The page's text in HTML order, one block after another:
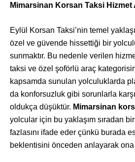
Mimarsinan Korsan Taksi Hizmet
Eylül Korsan Taksi’nin temel
özel ve güvende hissettiği bir
sunmaktır. Bu nedenle verilen
taksi ve özel şoförlü araç
kapsamda sunulan yolculuklarda
da konforsuzluk gibi sorunlarla
oldukça düşüktür. Mimarsinan
yolcular için bu yaklaşım sıradan
fazlasını ifade eder çünkü burada
beklentisini önceden anlayarak